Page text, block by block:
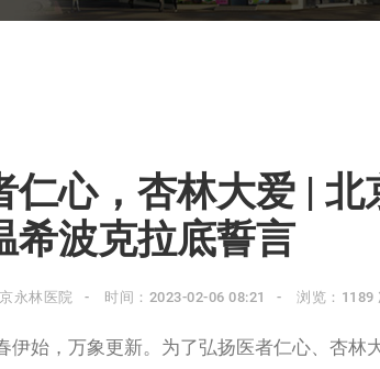
仁心，杏林大爱 |
希波克拉底誓言
永林医院 时间：2023-02-06 08:21 浏览：1189
伊始，万象更新。 为了弘扬医者仁心、杏林